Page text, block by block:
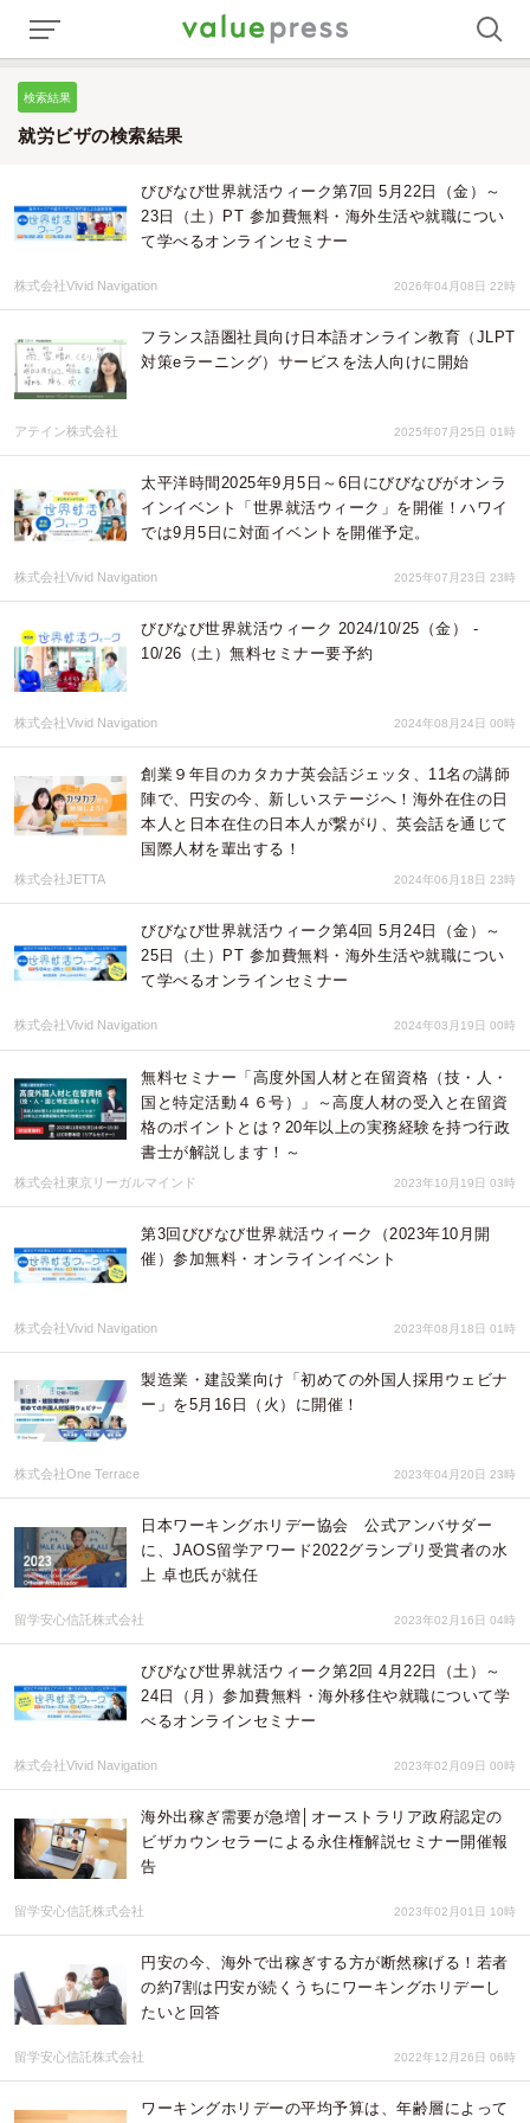
検索結果
就労ビザの検索結果
びびなび世界就活ウィーク第7回 5月22日（金）～
23日（土）PT 参加費無料・海外生活や就職につい
て学べるオンラインセミナー
株式会社Vivid Navigation 2026年04月08日 22時
フランス語圏社員向け日本語オンライン教育（JLPT
対策eラーニング）サービスを法人向けに開始
アテイン株式会社 2025年07月25日 01時
太平洋時間2025年9月5日～6日にびびなびがオンラ
インイベント「世界就活ウィーク」を開催！ハワイ
では9月5日に対面イベントを開催予定。
株式会社Vivid Navigation 2025年07月23日 23時
びびなび世界就活ウィーク 2024/10/25（金） -
10/26（土）無料セミナー要予約
株式会社Vivid Navigation 2024年08月24日 00時
創業９年目のカタカナ英会話ジェッタ、11名の講師
陣で、円安の今、新しいステージへ！海外在住の日
本人と日本在住の日本人が繋がり、英会話を通じて
国際人材を輩出する！
株式会社JETTA 2024年06月18日 23時
びびなび世界就活ウィーク第4回 5月24日（金）～
25日（土）PT 参加費無料・海外生活や就職につい
て学べるオンラインセミナー
株式会社Vivid Navigation 2024年03月19日 00時
無料セミナー「高度外国人材と在留資格（技・人・
国と特定活動４６号）」～高度人材の受入と在留資
格のポイントとは？20年以上の実務経験を持つ行政
書士が解説します！～
株式会社東京リーガルマインド 2023年10月19日 03時
第3回びびなび世界就活ウィーク（2023年10月開
催）参加無料・オンラインイベント
株式会社Vivid Navigation 2023年08月18日 01時
製造業・建設業向け「初めての外国人採用ウェビナ
ー」を5月16日（火）に開催！
株式会社One Terrace 2023年04月20日 23時
日本ワーキングホリデー協会 公式アンバサダー
に、JAOS留学アワード2022グランプリ受賞者の水
上 卓也氏が就任
留学安心信託株式会社 2023年02月16日 04時
びびなび世界就活ウィーク第2回 4月22日（土）～
24日（月）参加費無料・海外移住や就職について学
べるオンラインセミナー
株式会社Vivid Navigation 2023年02月09日 00時
海外出稼ぎ需要が急増│オーストラリア政府認定の
ビザカウンセラーによる永住権解説セミナー開催報
告
留学安心信託株式会社 2023年02月01日 10時
円安の今、海外で出稼ぎする方が断然稼げる！若者
の約7割は円安が続くうちにワーキングホリデーし
たいと回答
留学安心信託株式会社 2022年12月26日 06時
ワーキングホリデーの平均予算は、年齢層によって